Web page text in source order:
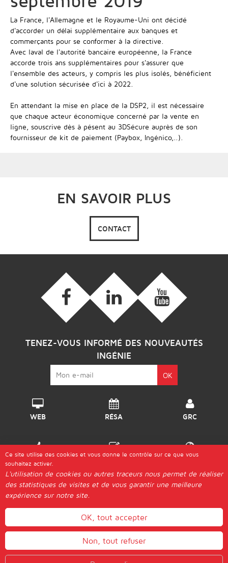
La France, l'Allemagne et le Royaume-Uni ont décidé
d'accorder un délai supplémentaire aux banques et
commerçants pour se conformer à la directive.
Avec laval de l'autorité bancaire européenne, la France
accorde trois ans supplémentaires pour s'assurer que
l'ensemble des acteurs, y compris les plus isolés, bénéficient
d'une solution sécurisée d'ici à 2022.
En attendant la mise en place de la DSP2, il est nécessaire
que chaque acteur économique concerné par la vente en
ligne, souscrive dès à pésent au 3DSécure auprès de son
fournisseur de kit de paiement (Paybox, Ingénico,..).
EN SAVOIR PLUS
CONTACT
TENEZ-VOUS INFORMÉ DES NOUVEAUTÉS
INGÉNIE
WEB RÉSA GRC
DISPO GÉRER DESTINATIONS
© 2026 Ingénie |
Les "Génies"
Postuler Plan d'Accès
Mentions légales
Actualités Gestion des cookies
WEBMAIL
Ce site utilise des cookies et vous donne le contrôle sur ce que vous
souhaitez activer.
L'utilisation de cookies ou autres traceurs nous permet de réaliser
des statistiques de visites et de vous garantir une meilleure
expérience sur notre site.
OK, tout accepter
Non, tout refuser